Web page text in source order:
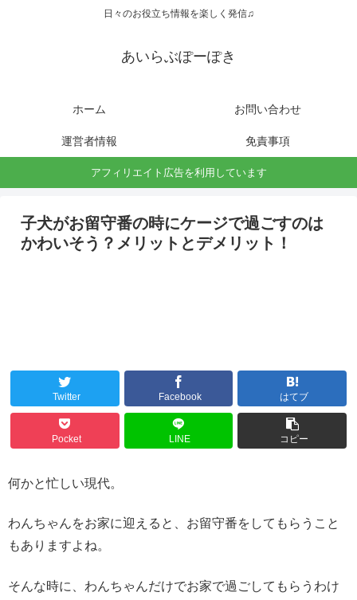
日々のお役立ち情報を楽しく発信♫
あいらぶぽーぽき
ホーム お問い合わせ
運営者情報 免責事項
アフィリエイト広告を利用しています
子犬がお留守番の時にケージで過ごすのは
かわいそう？メリットとデメリット！
Twitter Facebook はてブ
Pocket LINE コピー
何かと忙しい現代。
わんちゃんをお家に迎えると、お留守番をしてもらうこと
もありますよね。
そんな時に、わんちゃんだけでお家で過ごしてもらうわけ